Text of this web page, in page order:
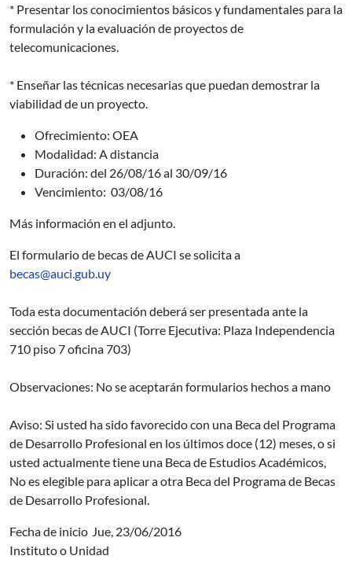
* Presentar los conocimientos básicos y fundamentales para la
formulación y la evaluación de proyectos de
telecomunicaciones.
* Enseñar las técnicas necesarias que puedan demostrar la
viabilidad de un proyecto.
Ofrecimiento: OEA
Modalidad: A distancia
Duración: del 26/08/16 al 30/09/16
Vencimiento: 03/08/16
Más información en el adjunto.
El formulario de becas de AUCI se solicita a
becas@auci.gub.uy
Toda esta documentación deberá ser presentada ante la
sección becas de AUCI (Torre Ejecutiva: Plaza Independencia
710 piso 7 oficina 703)
Observaciones: No se aceptarán formularios hechos a mano
Aviso: Si usted ha sido favorecido con una Beca del Programa
de Desarrollo Profesional en los últimos doce (12) meses, o si
usted actualmente tiene una Beca de Estudios Académicos,
No es elegible para aplicar a otra Beca del Programa de Becas
de Desarrollo Profesional.
Fecha de inicio Jue, 23/06/2016
Instituto o Unidad